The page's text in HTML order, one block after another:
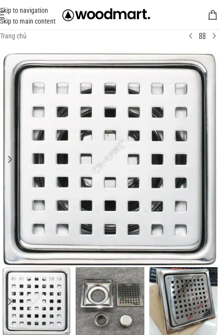
Skip to navigation
Skip to main content
Trang chủ